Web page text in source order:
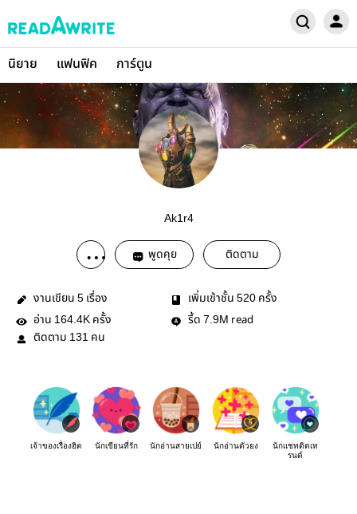
นิยาย แฟนฟิค การ์ตูน
Ak1r4
พูดคุย ติดตาม
งานเขียน 5 เรื่อง เพิ่มเข้าชั้น 520 ครั้ง
อ่าน 164.4K ครั้ง รี้ด 7.9M read
ติดตาม 131 คน
เจ้าของเรื่องฮิต นักเขียนที่รัก นักอ่านสายเปย์ นักอ่านตัวยง
นักแชทติดเท
รนด์